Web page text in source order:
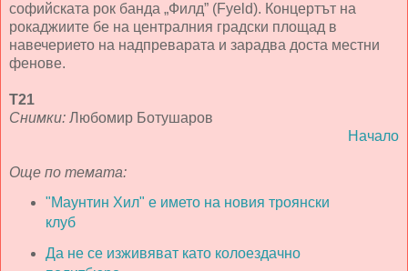
софийската рок банда „Филд” (Fyeld). Концертът на
рокаджиите бе на централния градски площад в
навечерието на надпреварата и зарадва доста местни
фенове.
Т21
Снимки: Любомир Ботушаров
Начало
Още по темата:
"Маунтин Хил" е името на новия троянски
клуб
Да не се изживяват като колоездачно